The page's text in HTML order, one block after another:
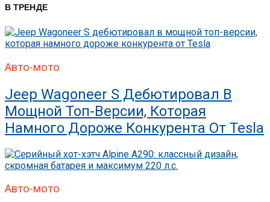
В ТРЕНДЕ
Авто-мото
Jeep Wagoneer S Дебютировал В
Мощной Топ-Версии, Которая
Намного Дороже Конкурента От Tesla
Авто-мото